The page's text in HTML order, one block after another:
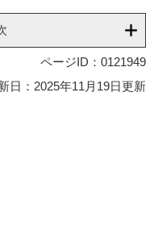
ページID：0121949
日：2025年11月19日更新